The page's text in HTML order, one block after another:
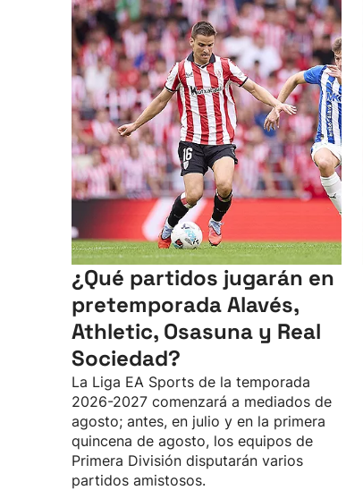
¿Qué partidos jugarán en
pretemporada Alavés,
Athletic, Osasuna y Real
Sociedad?
La Liga EA Sports de la temporada
2026-2027 comenzará a mediados de
agosto; antes, en julio y en la primera
quincena de agosto, los equipos de
Primera División disputarán varios
partidos amistosos.